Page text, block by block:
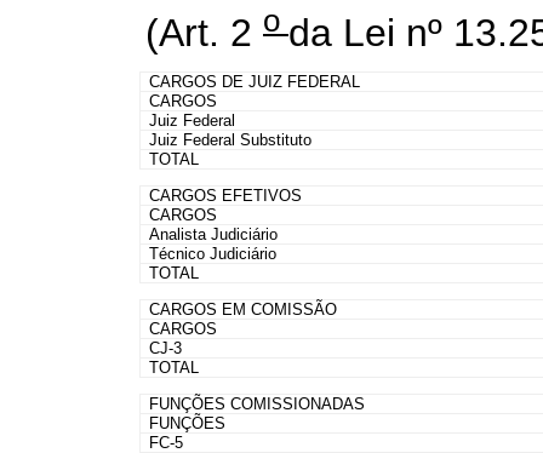
(Art. 2 o da Lei nº
CARGOS DE JUIZ FEDERAL
CARGOS
Juiz Federal
Juiz Federal Substituto
TOTAL
CARGOS EFETIVOS
CARGOS
Analista Judiciário
Técnico Judiciário
TOTAL
CARGOS EM COMISSÃO
CARGOS
CJ-3
TOTAL
FUNÇÕES COMISSIONADAS
FUNÇÕES
FC-5